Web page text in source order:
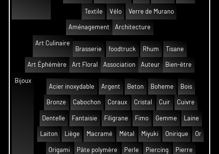
Textile Vélo Verre de Murano
Aménagement Architecture
Art Culinaire
Brasserie
foodtruck Rhum Tisane
Art Éphémère Art Floral Association Auteur Bien-être
Bijoux
Acier inoxydable
Argent Beton Boheme Bois
Bronze Cabochon Coraux Cristal Cuir Cuivre
Dentelle Fantaisie Filigrane Fimo Gemme Laine
Laiton Liège Macramé Métal Miyuki Onirique Or
Origami Pâte polymère Perle Piercing Pierre